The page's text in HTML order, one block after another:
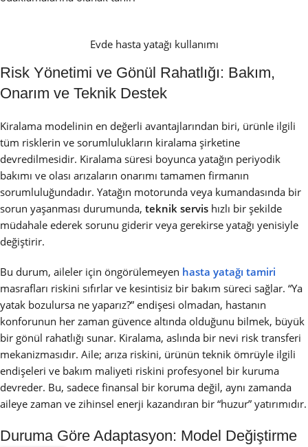
Evde hasta yatağı kullanımı
Risk Yönetimi ve Gönül Rahatlığı: Bakım,
Onarım ve Teknik Destek
Kiralama modelinin en değerli avantajlarından biri, ürünle ilgili
tüm risklerin ve sorumlulukların kiralama şirketine
devredilmesidir. Kiralama süresi boyunca yatağın periyodik
bakımı ve olası arızaların onarımı tamamen firmanın
sorumluluğundadır. Yatağın motorunda veya kumandasında bir
sorun yaşanması durumunda, teknik servis hızlı bir şekilde
müdahale ederek sorunu giderir veya gerekirse yatağı yenisiyle
değiştirir.
Bu durum, aileler için öngörülemeyen hasta yatağı tamiri
masrafları riskini sıfırlar ve kesintisiz bir bakım süreci sağlar. “Ya
yatak bozulursa ne yaparız?” endişesi olmadan, hastanın
konforunun her zaman güvence altında olduğunu bilmek, büyük
bir gönül rahatlığı sunar. Kiralama, aslında bir nevi risk transferi
mekanizmasıdır. Aile; arıza riskini, ürünün teknik ömrüyle ilgili
endişeleri ve bakım maliyeti riskini profesyonel bir kuruma
devreder. Bu, sadece finansal bir koruma değil, aynı zamanda
aileye zaman ve zihinsel enerji kazandıran bir “huzur” yatırımıdır.
Duruma Göre Adaptasyon: Model Değiştirme